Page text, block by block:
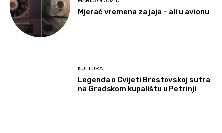
Mjerač vremena za jaja – ali u avionu
KULTURA
Legenda o Cvijeti Brestovskoj sutra
na Gradskom kupalištu u Petrinji